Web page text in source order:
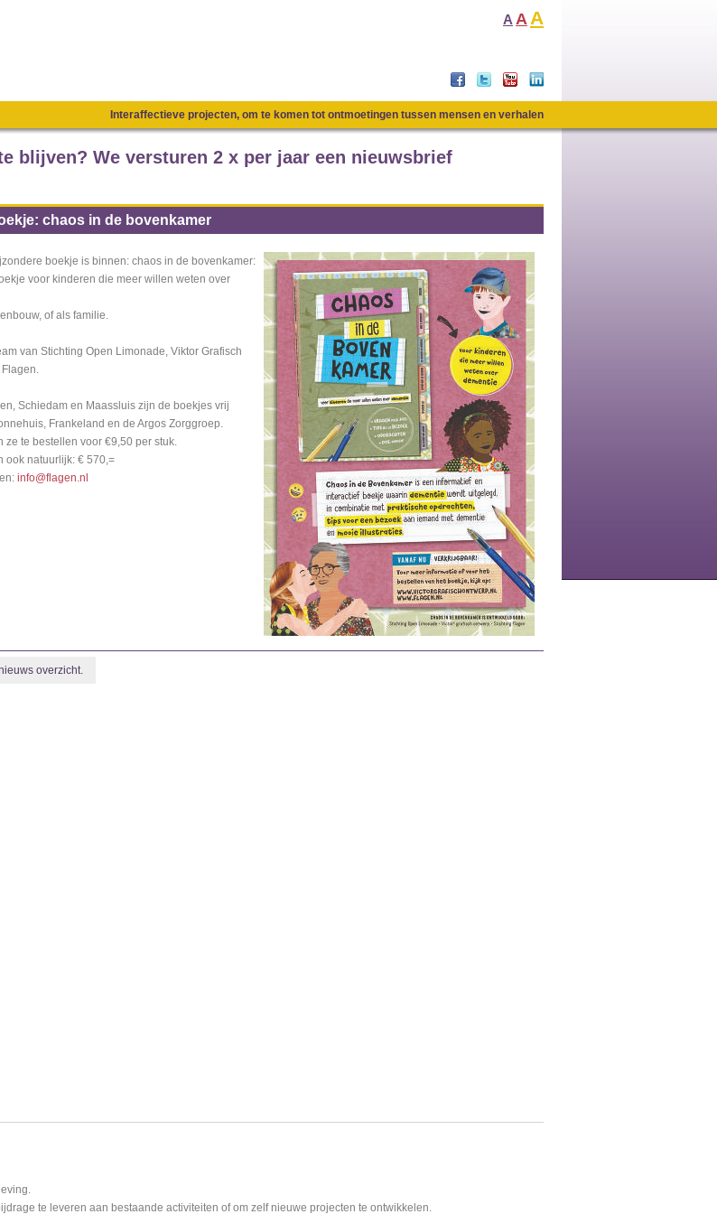
A A A
Interaffectieve projecten, om te komen tot ontmoetingen tussen mensen en verhalen
blijven? We versturen 2 x per jaar een nieuwsbrief
chaos in de bovenkamer
boekje is binnen: chaos in de bovenkamer:
voor kinderen die meer willen weten over
of als familie.
van Stichting Open Limonade, Viktor Grafisch
Schiedam en Maassluis zijn de boekjes vrij
Frankeland en de Argos Zorggroep.
ze te bestellen voor €9,50 per stuk.
ook natuurlijk: € 570,=
info@flagen.nl
overzicht.
te leveren aan bestaande activiteiten of om zelf nieuwe projecten te ontwikkelen.